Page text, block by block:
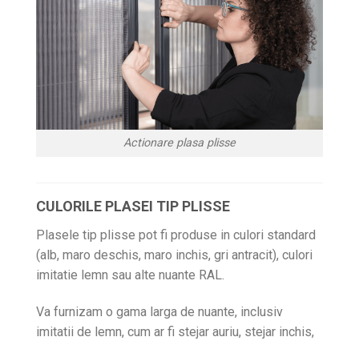
Actionare plasa plisse
CULORILE PLASEI TIP PLISSE
Plasele tip plisse pot fi produse in culori standard
(alb, maro deschis, maro inchis, gri antracit), culori
imitatie lemn sau alte nuante RAL.
Va furnizam o gama larga de nuante, inclusiv
imitatii de lemn, cum ar fi stejar auriu, stejar inchis,